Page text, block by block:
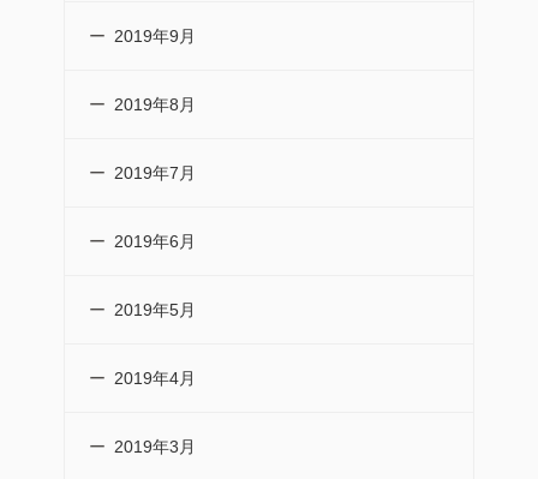
2019年9月
2019年8月
2019年7月
2019年6月
2019年5月
2019年4月
2019年3月